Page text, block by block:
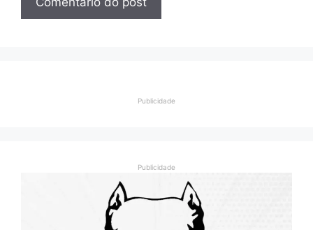
Publicidade
Publicidade